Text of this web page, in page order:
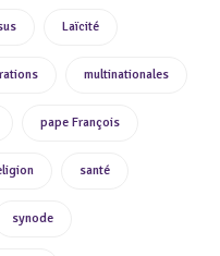
Laïcité
multinationales
pape François
santé
synode